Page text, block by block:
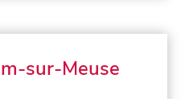
sur-Meuse